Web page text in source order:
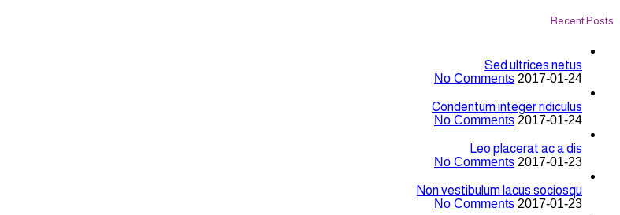
Recent Posts
Sed ultrices netus
2017-01-24
No Comments
Condentum integer ridiculus
2017-01-24
No Comments
Leo placerat ac a dis
2017-01-23
No Comments
Non vestibulum lacus sociosqu
2017-01-23
No Comments